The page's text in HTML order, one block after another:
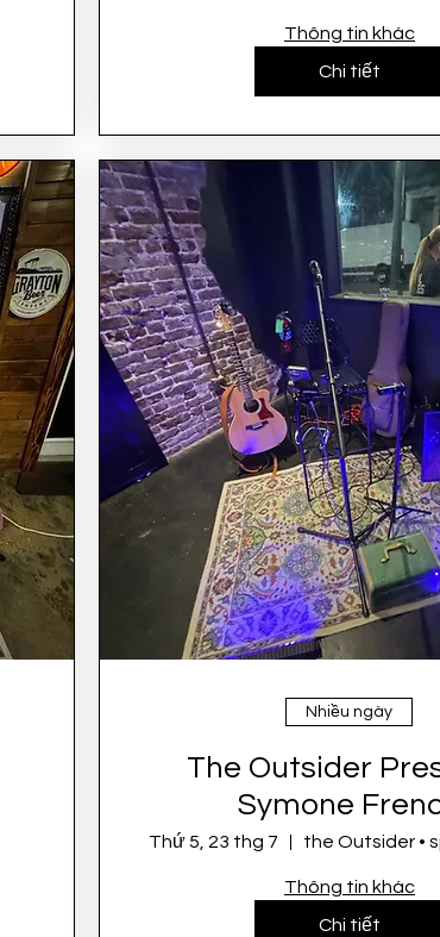
Thông tin khác
Chi tiết
Nhiều ngày
The Outsider
Symone
Thứ 5, 23 thg 7 the Outsider •
Thông tin khác
Chi tiết